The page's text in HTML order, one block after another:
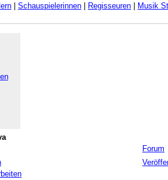
Schauspielerinnen Regisseuren Musik
Forum